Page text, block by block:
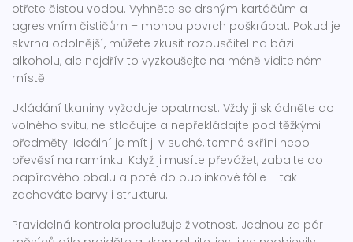
otřete čistou vodou. Vyhněte se drsným kartáčům a
agresivním čističům – mohou povrch poškrábat. Pokud je
skvrna odolnější, můžete zkusit rozpusčitel na bázi
alkoholu, ale nejdřív to vyzkoušejte na méně viditelném
místě.
Ukládání tkaniny vyžaduje opatrnost. Vždy ji skládněte do
volného svitu, ne stlačujte a nepřekládajte pod těžkými
předměty. Ideální je mít ji v suché, temné skříni nebo
převěsí na ramínku. Když ji musíte převážet, zabalte do
papírového obalu a poté do bublinkové fólie – tak
zachováte barvy i strukturu.
Pravidelná kontrola prodlužuje životnost. Jednou za pár